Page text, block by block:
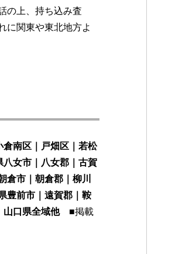
の上、持ち込み査
に関東や東北地方よ
南区｜戸畑区｜若松
女市｜八女郡｜古賀
市｜朝倉郡｜柳川
豊前市｜遠賀郡｜鞍
山口県全域他 ■掲載